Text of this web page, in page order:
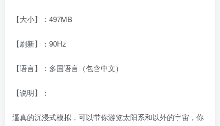
【大小】：497MB
【刷新】：90Hz
【语言】：多国语言（包含中文）
【说明】：
逼真的沉浸式模拟，可以带你游览太阳系和以外的宇宙，你